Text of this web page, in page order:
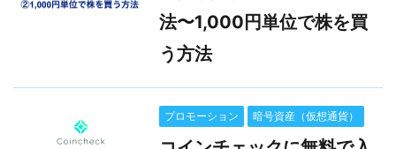
法〜1,000円単位で株を買
う方法
プロモーション 暗号資産（仮想通貨）